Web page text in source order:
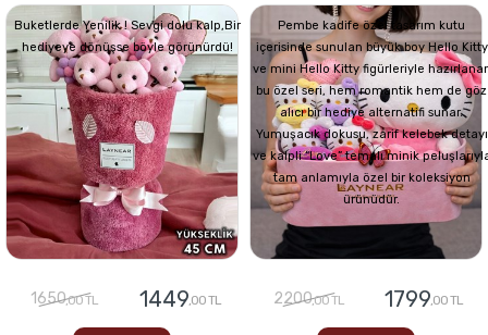
Buketlerde Yenilik ! Sevgi dolu kalp,Bir
hediyeye dönüşse böyle görünürdü!
1650,00 TL 1449,00 TL
Pembe kadife özel tasarım kutu
içerisinde sunulan büyük boy Hello Kitty
ve mini Hello Kitty figürleriyle
bu özel seri, hem romantik hem de göz
alıcı bir hediye alternatifi sunar.
Yumuşacık dokusu, zarif kelebek detayı
ve kalpli “Love” temalı minik
tam anlamıyla özel bir koleksiyon
ürünüdür.
2200,00 TL 1799,00 TL